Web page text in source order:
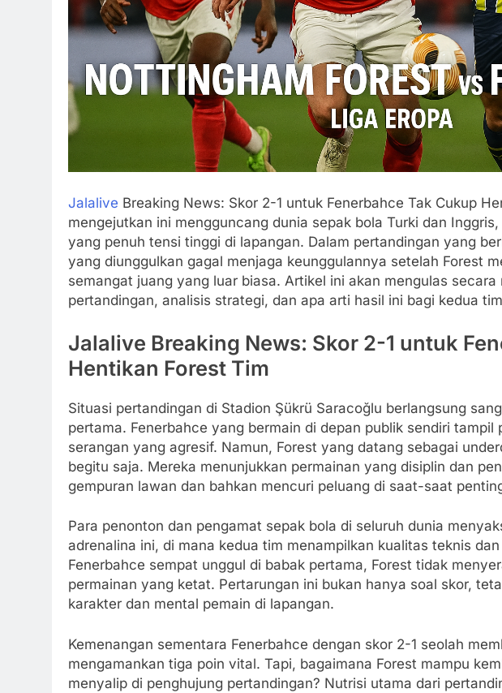
Jalalive Breaking News: Skor 2-1 untuk Fenerbahce Tak Cukup
mengejutkan ini mengguncang dunia sepak bola Turki dan
yang penuh tensi tinggi di lapangan. Dalam pertandingan yang
yang diunggulkan gagal menjaga keunggulannya setelah Forest
semangat juang yang luar biasa. Artikel ini akan mengulas
pertandingan, analisis strategi, dan apa arti hasil ini bagi kedua
Jalalive Breaking News: Skor 2-1 untuk
Hentikan Forest Tim
Situasi pertandingan di Stadion Şükrü Saracoğlu berlangsung
pertama. Fenerbahce yang bermain di depan publik sendiri tampil
serangan yang agresif. Namun, Forest yang datang sebagai
begitu saja. Mereka menunjukkan permainan yang disiplin dan
gempuran lawan dan bahkan mencuri peluang di saat-saat
Para penonton dan pengamat sepak bola di seluruh dunia
adrenalina ini, di mana kedua tim menampilkan kualitas teknis
Fenerbahce sempat unggul di babak pertama, Forest tidak
permainan yang ketat. Pertarungan ini bukan hanya soal skor,
karakter dan mental pemain di lapangan.
Kemenangan sementara Fenerbahce dengan skor 2-1 seolah
mengamankan tiga poin vital. Tapi, bagaimana Forest mampu
menyalip di penghujung pertandingan? Nutrisi utama dari